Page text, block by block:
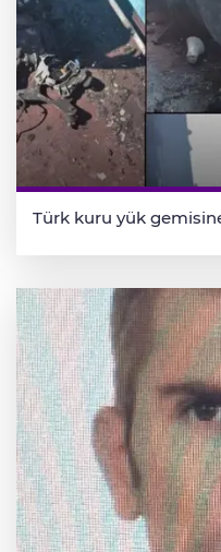
Türk kuru yük gemisine